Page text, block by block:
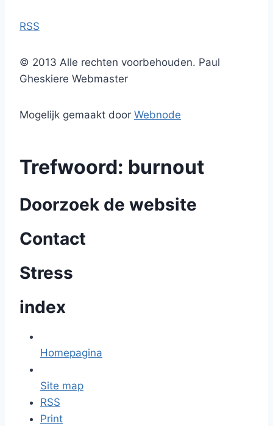
RSS
© 2013 Alle rechten voorbehouden. Paul
Gheskiere Webmaster
Mogelijk gemaakt door Webnode
Trefwoord: burnout
Doorzoek de website
Contact
Stress
index
Homepagina
Site map
RSS
Print